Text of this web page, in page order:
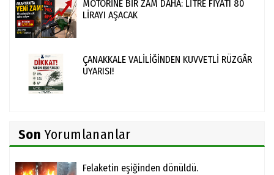
MOTORİNE BİR ZAM DAHA: LİTRE FİYATI 80
LİRAYI AŞACAK
ÇANAKKALE VALİLİĞİNDEN KUVVETLİ RÜZGÂR
UYARISI!
Son Yorumlananlar
Felaketin eşiğinden dönüldü.